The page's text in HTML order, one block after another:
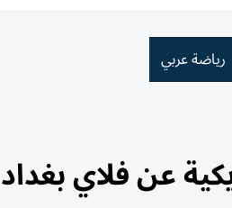
رياضة عربي
عن فلاي بغداد